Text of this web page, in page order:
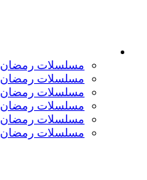
مسلسلات رمضان 2026
مسلسلات رمضان 2025
مسلسلات رمضان 2024
مسلسلات رمضان 2023
مسلسلات رمضان 2022
مسلسلات رمضان 2021